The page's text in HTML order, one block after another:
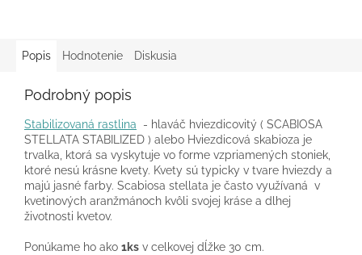
Popis Hodnotenie Diskusia
Podrobný popis
Stabilizovaná rastlina - hlaváč hviezdicovitý ( SCABIOSA
STELLATA STABILIZED ) alebo Hviezdicová skabioza je
trvalka, ktorá sa vyskytuje vo forme vzpriamených stoniek,
ktoré nesú krásne kvety. Kvety sú typicky v tvare hviezdy a
majú jasné farby. Scabiosa stellata je často využívaná v
kvetinových aranžmánoch kvôli svojej kráse a dlhej
životnosti kvetov.
Ponúkame ho ako 1ks v celkovej dĺžke 30 cm.